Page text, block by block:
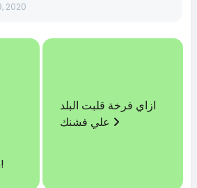
2020
ازاي فرخة قلبت البلد